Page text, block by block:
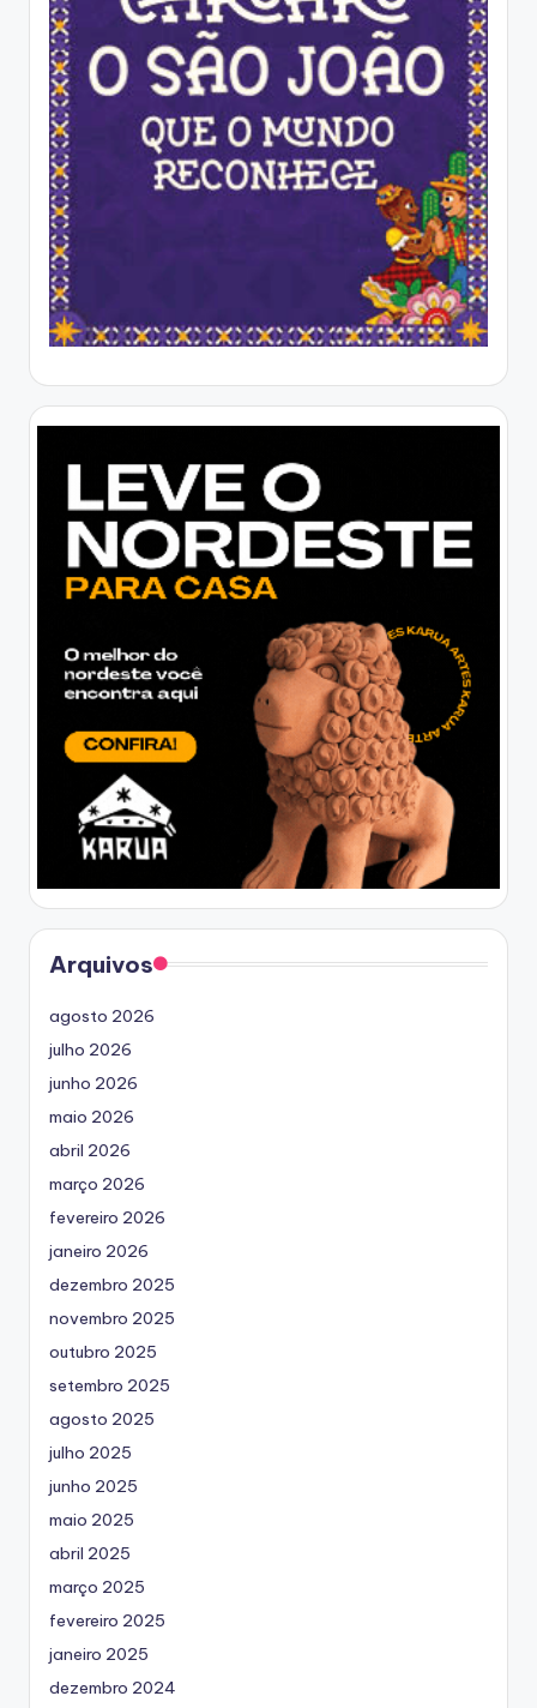
Arquivos
agosto 2026
julho 2026
junho 2026
maio 2026
abril 2026
março 2026
fevereiro 2026
janeiro 2026
dezembro 2025
novembro 2025
outubro 2025
setembro 2025
agosto 2025
julho 2025
junho 2025
maio 2025
abril 2025
março 2025
fevereiro 2025
janeiro 2025
dezembro 2024